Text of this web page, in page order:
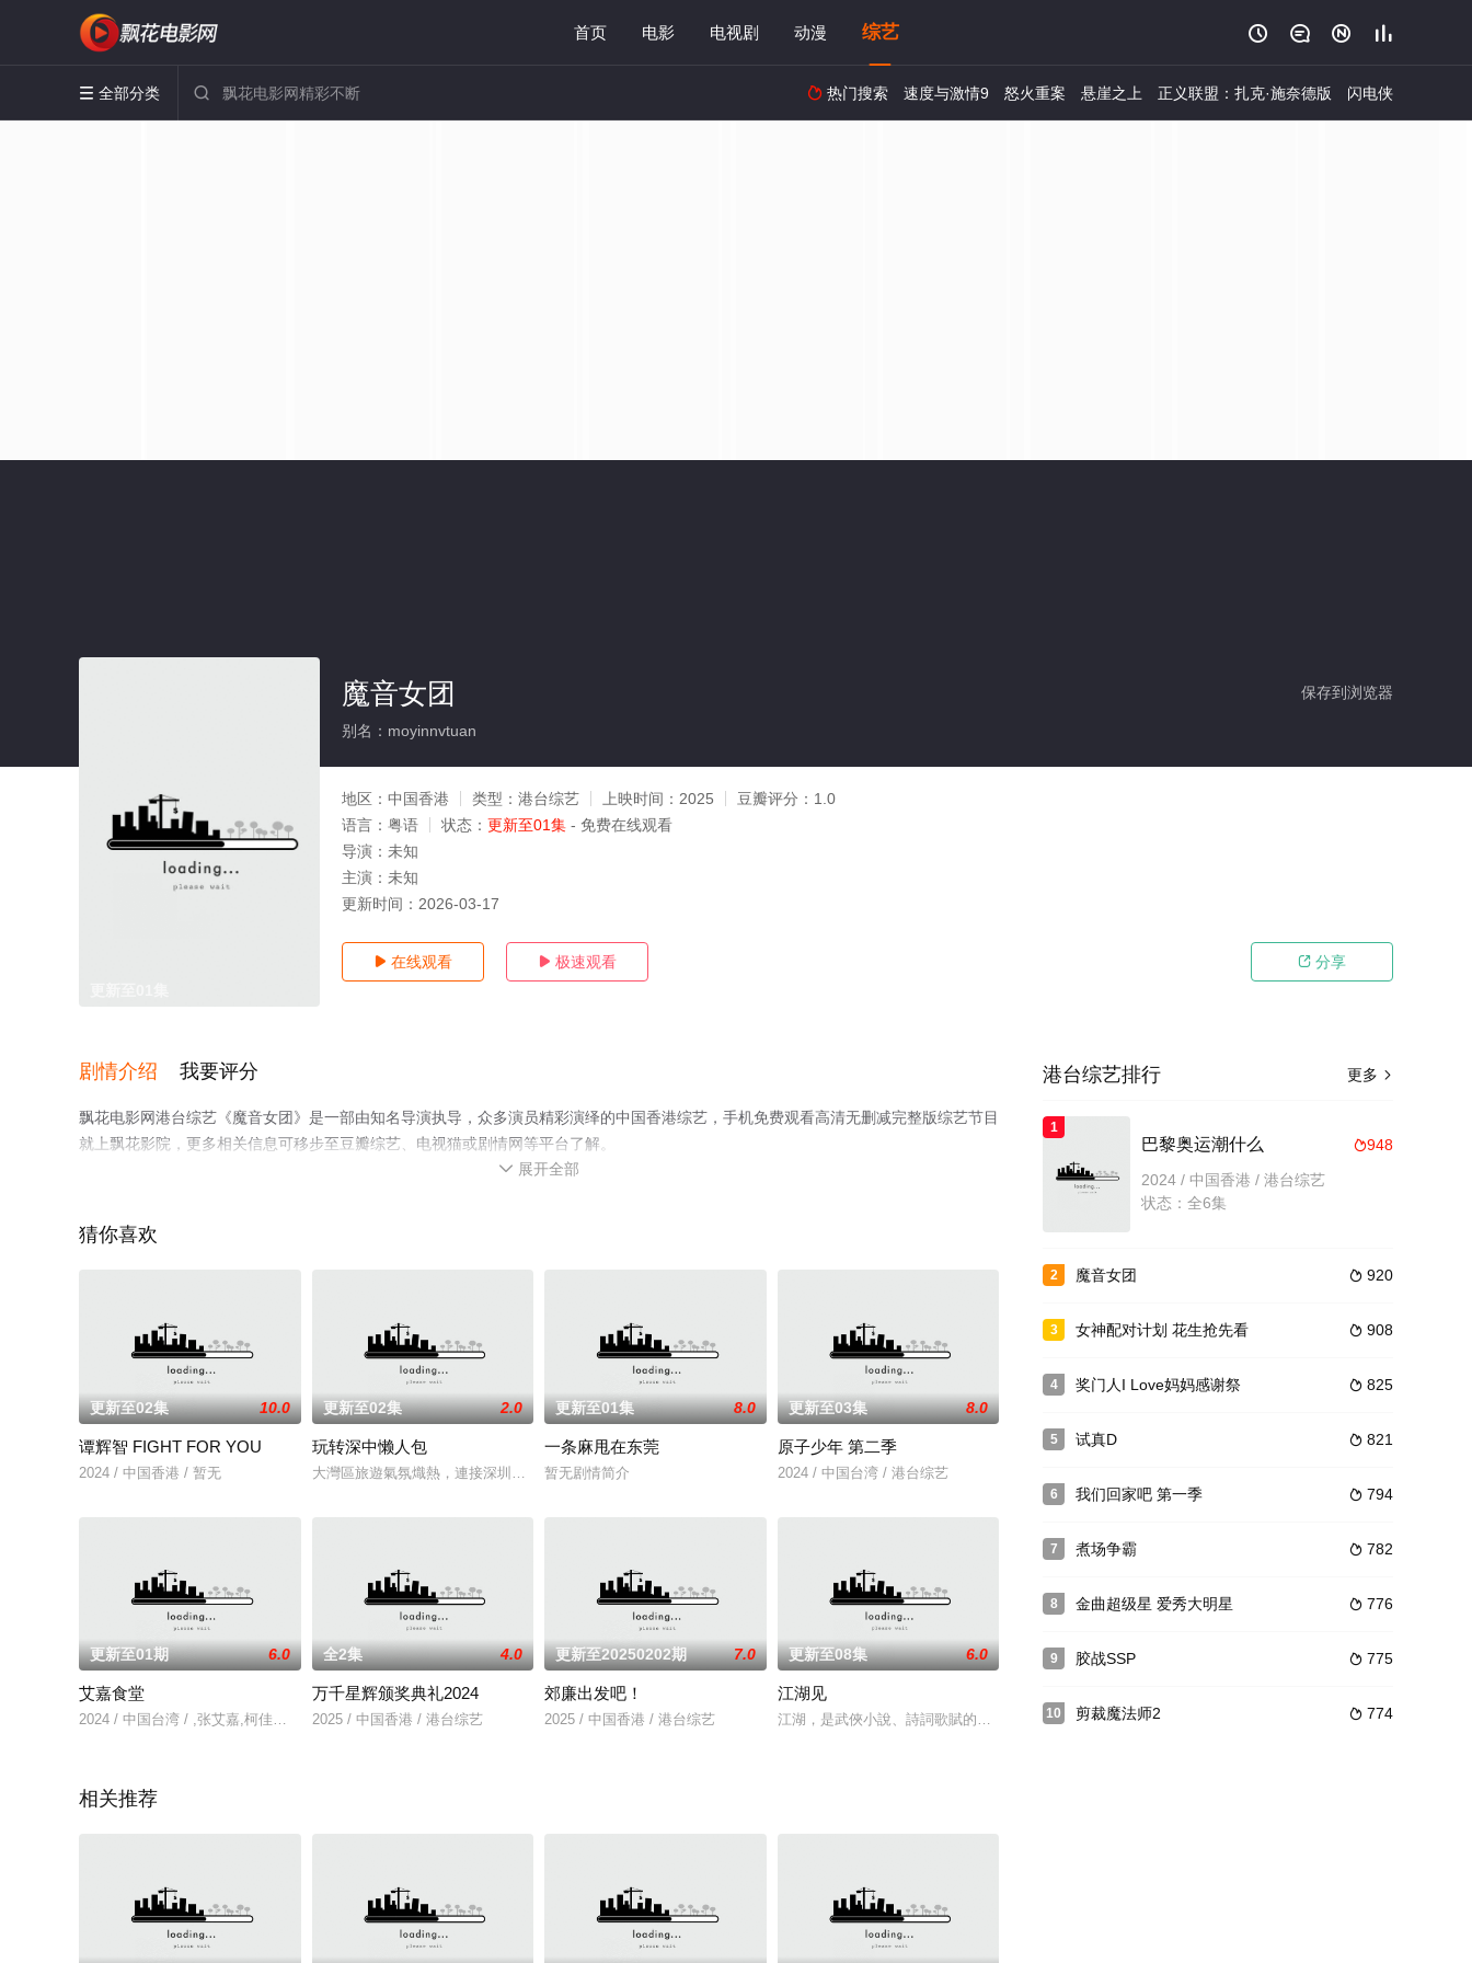
首页 电影 电视剧 动漫 综艺    
 全部分类   热门搜索 速度与激情9 怒火重案 悬崖之上 正义联盟：扎克·施奈德版 闪电侠
保存到浏览器
魔音女团
别名：moyinnvtuan
地区： 中国香港 类型： 港台综艺 上映时间： 2025 豆瓣评分： 1.0
语言： 粤语 状态： 更新至01集 - 免费在线观看
导演： 未知
主演： 未知
更新时间： 2026-03-17
 在线观看  极速观看  分享
剧情介绍 我要评分
飘花电影网港台综艺《魔音女团》是一部由知名导演执导，众多演员精彩演绎的中国香港综艺，手机免费观看高清无删减完整版综艺节目
就上飘花影院，更多相关信息可移步至豆瓣综艺、电视猫或剧情网等平台了解。
 展开全部
猜你喜欢
更新至02集 10.0
谭辉智 FIGHT FOR YOU
2024 / 中国香港 / 暂无
更新至02集 2.0
玩转深中懒人包
大灣區旅遊氣氛熾熱，連接深圳與中山的深中通道，開通的話，兩地車程可望縮短至約半小時，更
更新至01集 8.0
一条麻甩在东莞
暂无剧情简介
更新至03集 8.0
原子少年 第二季
2024 / 中国台湾 / 港台综艺
更新至01期 6.0
艾嘉食堂
2024 / 中国台湾 / ,张艾嘉,柯佳嬿,杨祐宁,王大陆
全2集 4.0
万千星辉颁奖典礼2024
2025 / 中国香港 / 港台综艺
更新至20250202期 7.0
郊廉出发吧！
2025 / 中国香港 / 港台综艺
更新至08集 6.0
江湖见
江湖，是武俠小說、詩詞歌賦的傳奇世界，也凝聚了五湖四海的風土人情。黎耀祥、麥長青兩位「
相关推荐
更多 
港台综艺排行
1
948
巴黎奥运潮什么
2024 / 中国香港 / 港台综艺
状态：全6集
2  920
魔音女团
3  908
女神配对计划 花生抢先看
4  825
奖门人I Love妈妈感谢祭
5  821
试真D
6  794
我们回家吧 第一季
7  782
煮场争霸
8  776
金曲超级星 爱秀大明星
9  775
胶战SSP
10  774
剪裁魔法师2